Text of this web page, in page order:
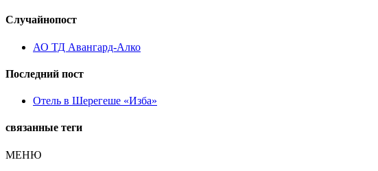
Случайнопост
АО ТД Авангард-Алко
Последний пост
Отель в Шерегеше «Изба»
связанные теги
МЕНЮ